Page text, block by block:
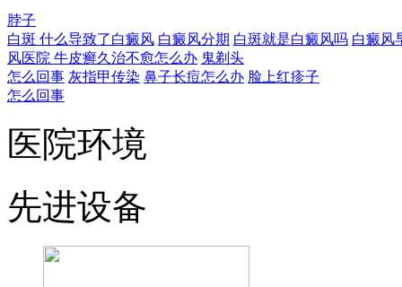
脖子
白斑 什么导致了白癜风 白癜风分期 白斑就是白癜风吗 白癜风
风医院 牛皮癣久治不愈怎么办 鬼剃头
怎么回事 灰指甲传染 鼻子长痘怎么办 脸上红疹子
怎么回事
医院环境
先进设备